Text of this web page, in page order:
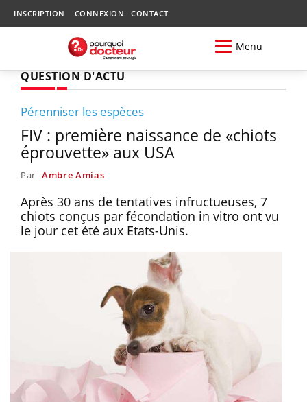
INSCRIPTION CONNEXION CONTACT
Menu
QUESTION D'ACTU
Pérenniser les espèces
FIV : première naissance de «chiots
éprouvette» aux USA
Par Ambre Amias
Après 30 ans de tentatives infructueuses, 7
chiots conçus par fécondation in vitro ont vu
le jour cet été aux Etats-Unis.